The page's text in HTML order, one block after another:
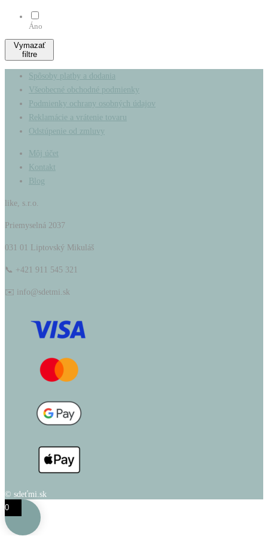
Áno
Vymazať
filtre
Spôsoby platby a dodania
Všeobecné obchodné podmienky
Podmienky ochrany osobných údajov
Reklamácie a vrátenie tovaru
Odstúpenie od zmluvy
Môj účet
Kontakt
Blog
like, s.r.o.
Priemyselná 2037
031 01 Liptovský Mikuláš
📞 +421 911 545 321
✉️ info@sdetmi.sk
© sdeťmi.sk
0